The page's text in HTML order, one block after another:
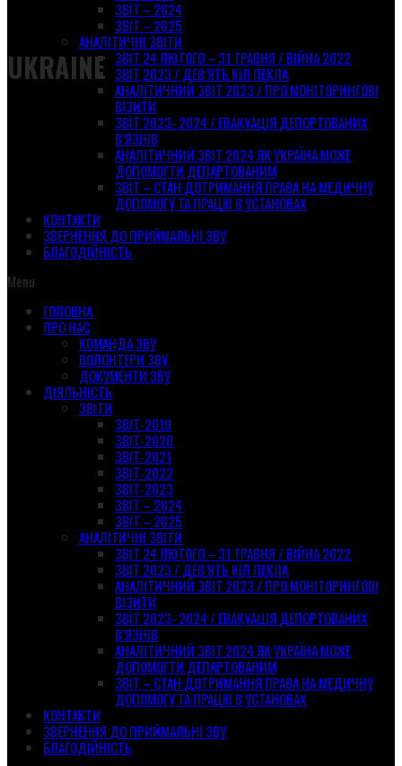
UKRAINE
ЗВІТ – 2024
ЗВІТ – 2025
АНАЛІТИЧНІ ЗВІТИ
ЗВІТ 24 ЛЮТОГО – 31 ТРАВНЯ / ВІЙНА 2022
ЗВІТ 2023 / ДЕВ’ЯТЬ КІЛ ПЕКЛА
АНАЛІТИЧНИЙ ЗВІТ 2023 / ПРО МОНІТОРИНГОВІ
ВІЗИТИ
ЗВІТ 2023- 2024 / ЕВАКУАЦІЯ ДЕПОРТОВАНИХ
В’ЯЗНІВ
АНАЛІТИЧНИЙ ЗВІТ 2024 ЯК УКРАЇНА МОЖЕ
ДОПОМОГТИ ДЕПАРТОВАНИМ
ЗВІТ – СТАН ДОТРИМАННЯ ПРАВА НА МЕДИЧНУ
ДОПОМОГУ ТА ПРАЦЮ В УСТАНОВАХ
КОНТАКТИ
ЗВЕРНЕННЯ ДО ПРИЙМАЛЬНІ ЗВУ
БЛАГОДІЙНІСТЬ
Menu
ГОЛОВНА
ПРО НАС
КОМАНДА ЗВУ
ВОЛОНТЕРИ ЗВУ
ДОКУМЕНТИ ЗВУ
ДІЯЛЬНІСТЬ
ЗВІТИ
ЗВІТ-2019
ЗВІТ-2020
ЗВІТ-2021
ЗВІТ-2022
ЗВІТ-2023
ЗВІТ – 2024
ЗВІТ – 2025
АНАЛІТИЧНІ ЗВІТИ
ЗВІТ 24 ЛЮТОГО – 31 ТРАВНЯ / ВІЙНА 2022
ЗВІТ 2023 / ДЕВ’ЯТЬ КІЛ ПЕКЛА
АНАЛІТИЧНИЙ ЗВІТ 2023 / ПРО МОНІТОРИНГОВІ
ВІЗИТИ
ЗВІТ 2023- 2024 / ЕВАКУАЦІЯ ДЕПОРТОВАНИХ
В’ЯЗНІВ
АНАЛІТИЧНИЙ ЗВІТ 2024 ЯК УКРАЇНА МОЖЕ
ДОПОМОГТИ ДЕПАРТОВАНИМ
ЗВІТ – СТАН ДОТРИМАННЯ ПРАВА НА МЕДИЧНУ
ДОПОМОГУ ТА ПРАЦЮ В УСТАНОВАХ
КОНТАКТИ
ЗВЕРНЕННЯ ДО ПРИЙМАЛЬНІ ЗВУ
БЛАГОДІЙНІСТЬ